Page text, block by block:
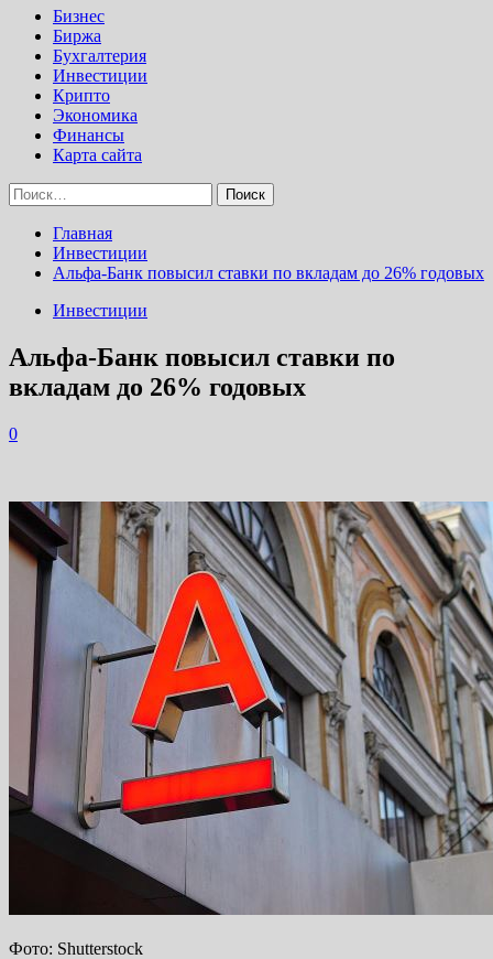
Бизнес
Биржа
Бухгалтерия
Инвестиции
Крипто
Экономика
Финансы
Карта сайта
Найти:
Главная
Инвестиции
Альфа-Банк повысил ставки по вкладам до 26% годовых
Инвестиции
Альфа-Банк повысил ставки по
вкладам до 26% годовых
0
Фото: Shutterstock